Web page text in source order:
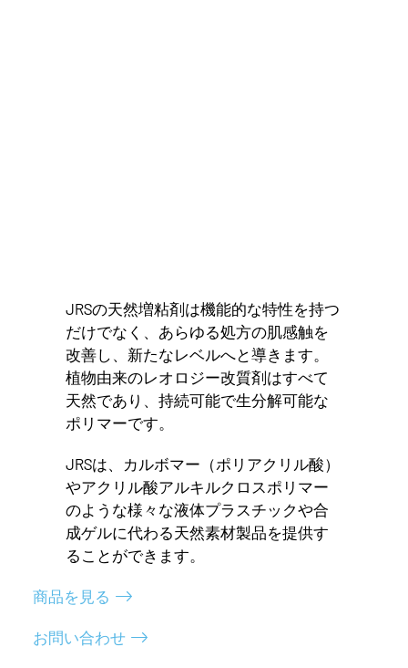
JRSの天然増粘剤は機能的な特性を持つ
だけでなく、あらゆる処方の肌感触を
改善し、新たなレベルへと導きます。
植物由来のレオロジー改質剤はすべて
天然であり、持続可能で生分解可能な
ポリマーです。
JRSは、カルボマー（ポリアクリル酸）
やアクリル酸アルキルクロスポリマー
のような様々な液体プラスチックや合
成ゲルに代わる天然素材製品を提供す
ることができます。
商品を見る
お問い合わせ